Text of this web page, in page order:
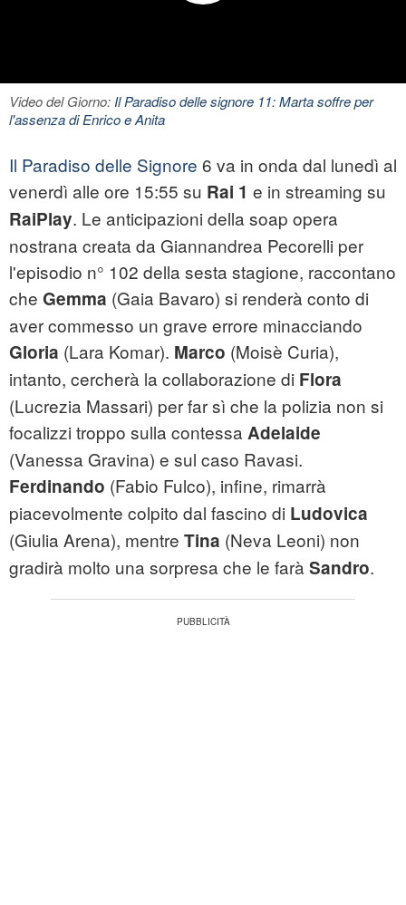
Video del Giorno:Il Paradiso delle signore 11: Marta soffre per
l'assenza di Enrico e Anita
Il Paradiso delle Signore 6 va in onda dal lunedì al
venerdì alle ore 15:55 su Rai 1 e in streaming su
RaiPlay. Le anticipazioni della soap opera
nostrana creata da Giannandrea Pecorelli per
l'episodio n° 102 della sesta stagione, raccontano
che Gemma (Gaia Bavaro) si renderà conto di
aver commesso un grave errore minacciando
Gloria (Lara Komar). Marco (Moisè Curia),
intanto, cercherà la collaborazione di Flora
(Lucrezia Massari) per far sì che la polizia non si
focalizzi troppo sulla contessa Adelaide
(Vanessa Gravina) e sul caso Ravasi.
Ferdinando (Fabio Fulco), infine, rimarrà
piacevolmente colpito dal fascino di Ludovica
(Giulia Arena), mentre Tina (Neva Leoni) non
gradirà molto una sorpresa che le farà Sandro.